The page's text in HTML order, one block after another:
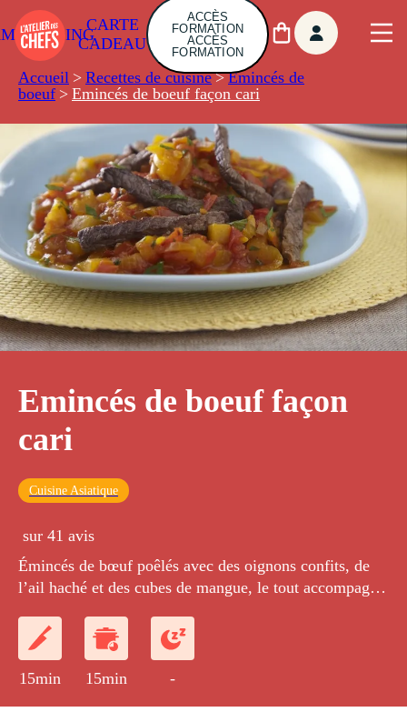
CARTE
CADEAU
ACCÈS
FORMATION
ACCÈS
FORMATION
Accueil > Recettes de cuisine > Emincés de
boeuf > Emincés de boeuf façon cari
Emincés de boeuf façon
cari
Cuisine Asiatique
sur 41 avis
Émincés de bœuf poêlés avec des oignons confits, de
l’ail haché et des cubes de mangue, le tout accompagné
15min 15min -